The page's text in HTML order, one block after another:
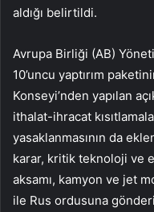
aldığı belirtildi.
Avrupa Birliği (AB)
10’uncu yaptırım
Konseyi’nden yapılan
ithalat-ihracat
yasaklanmasının da
karar, kritik teknoloji ve
aksamı, kamyon ve jet
ile Rus ordusuna